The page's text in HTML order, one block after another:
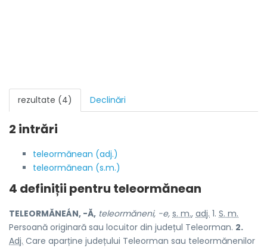
rezultate (4) Declinări
2 intrări
teleormănean (adj.)
teleormănean (s.m.)
4 definiții pentru teleormănean
TELEORMĂNEÁN, -Ă, teleormăneni, -e, s. m., adj. 1. S. m.
Persoană originară sau locuitor din județul Teleorman. 2.
Adj. Care aparține județului Teleorman sau teleormănenilor